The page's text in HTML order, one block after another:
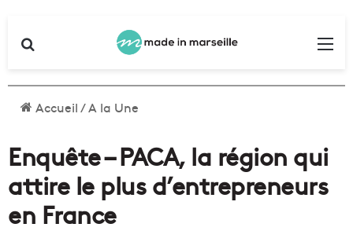
Accueil/A la Une
Enquête – PACA, la région qui
attire le plus d’entrepreneurs
en France